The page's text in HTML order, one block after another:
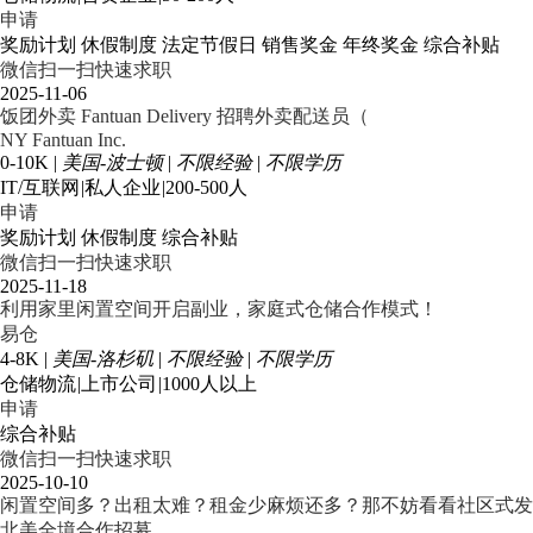
申请
奖励计划 休假制度 法定节假日 销售奖金 年终奖金 综合补贴
微信扫一扫快速求职
2025-11-06
饭团外卖 Fantuan Delivery 招聘外卖配送员（
NY Fantuan Inc.
0-10K | 美国-波士顿 | 不限经验 | 不限学历
IT/互联网 |私人企业|200-500人
申请
奖励计划 休假制度 综合补贴
微信扫一扫快速求职
2025-11-18
利用家里闲置空间开启副业，家庭式仓储合作模式！
易仓
4-8K | 美国-洛杉矶 | 不限经验 | 不限学历
仓储物流| 上市公司 |1000人以上
申请
综合补贴
微信扫一扫快速求职
2025-10-10
闲置空间多？出租太难？租金少麻烦还多？那不妨看看社区式